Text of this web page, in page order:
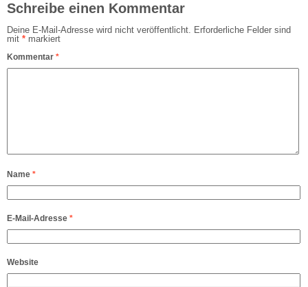
Schreibe einen Kommentar
Deine E-Mail-Adresse wird nicht veröffentlicht. Erforderliche Felder sind
mit * markiert
Kommentar *
Name *
E-Mail-Adresse *
Website